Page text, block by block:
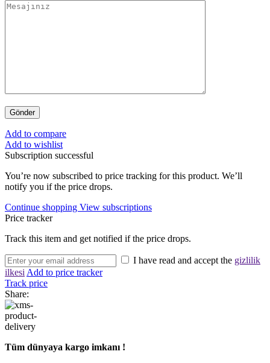
Add to compare
Add to wishlist
Subscription successful
You’re now subscribed to price tracking for this product. We’ll
notify you if the price drops.
Continue shopping View subscriptions
Price tracker
Track this item and get notified if the price drops.
I have read and accept the gizlilik
ilkesiAdd to price tracker
Track price
Share:
Tüm dünyaya kargo imkanı !